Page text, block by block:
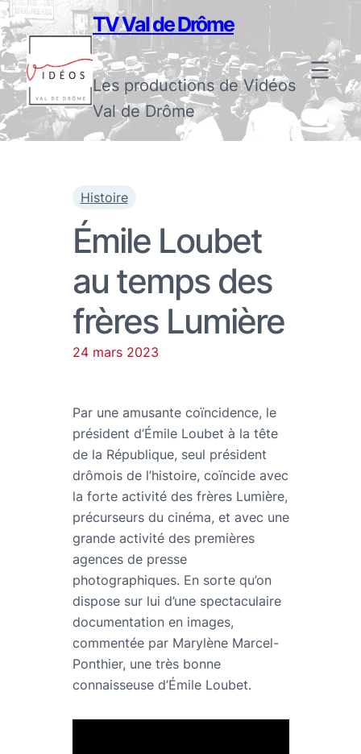
TV Val de Drôme
Les productions de Vidéos
Val de Drôme
Histoire
Émile Loubet
au temps des
frères Lumière
24 mars 2023
Par une amusante coïncidence, le
président d’Émile Loubet à la tête
de la République, seul président
drômois de l’histoire, coïncide avec
la forte activité des frères Lumière,
précurseurs du cinéma, et avec une
grande activité des premières
agences de presse
photographiques. En sorte qu’on
dispose sur lui d’une spectaculaire
documentation en images,
commentée par Marylène Marcel-
Ponthier, une très bonne
connaisseuse d’Émile Loubet.